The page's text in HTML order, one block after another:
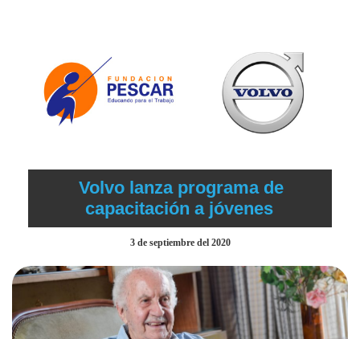
Volvo lanza programa de
capacitación a jóvenes
3 de septiembre del 2020